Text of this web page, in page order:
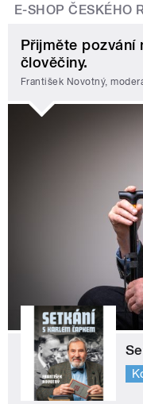
E-SHOP ČESKÉHO
Přijměte pozvání
člověčiny.
František Novotný,